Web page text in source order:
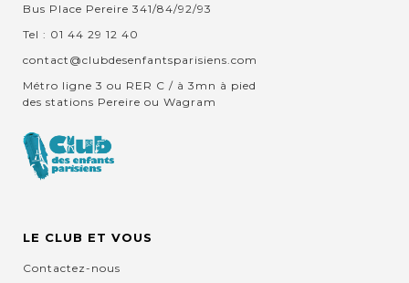
Bus Place Pereire 341/84/92/93
Tel : 01 44 29 12 40
contact@clubdesenfantsparisiens.com
Métro ligne 3 ou RER C / à 3mn à pied
des stations Pereire ou Wagram
LE CLUB ET VOUS
Contactez-nous